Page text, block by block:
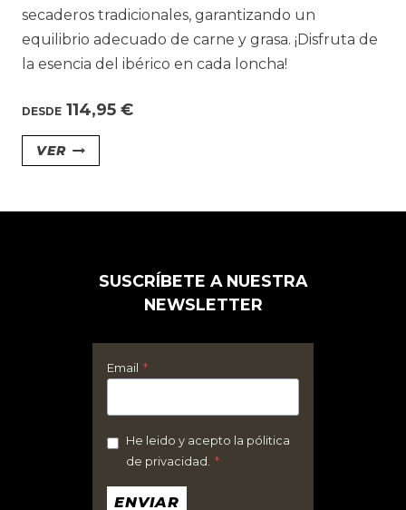
secaderos tradicionales, garantizando un
equilibrio adecuado de carne y grasa. ¡Disfruta de
la esencia del ibérico en cada loncha!
DESDE 114,95 €
VER
producto
pueden
elegir
la
página
producto
SUSCRÍBETE A NUESTRA
NEWSLETTER
Email *
He leido y acepto la pólitica
de privacidad. *
ENVIAR